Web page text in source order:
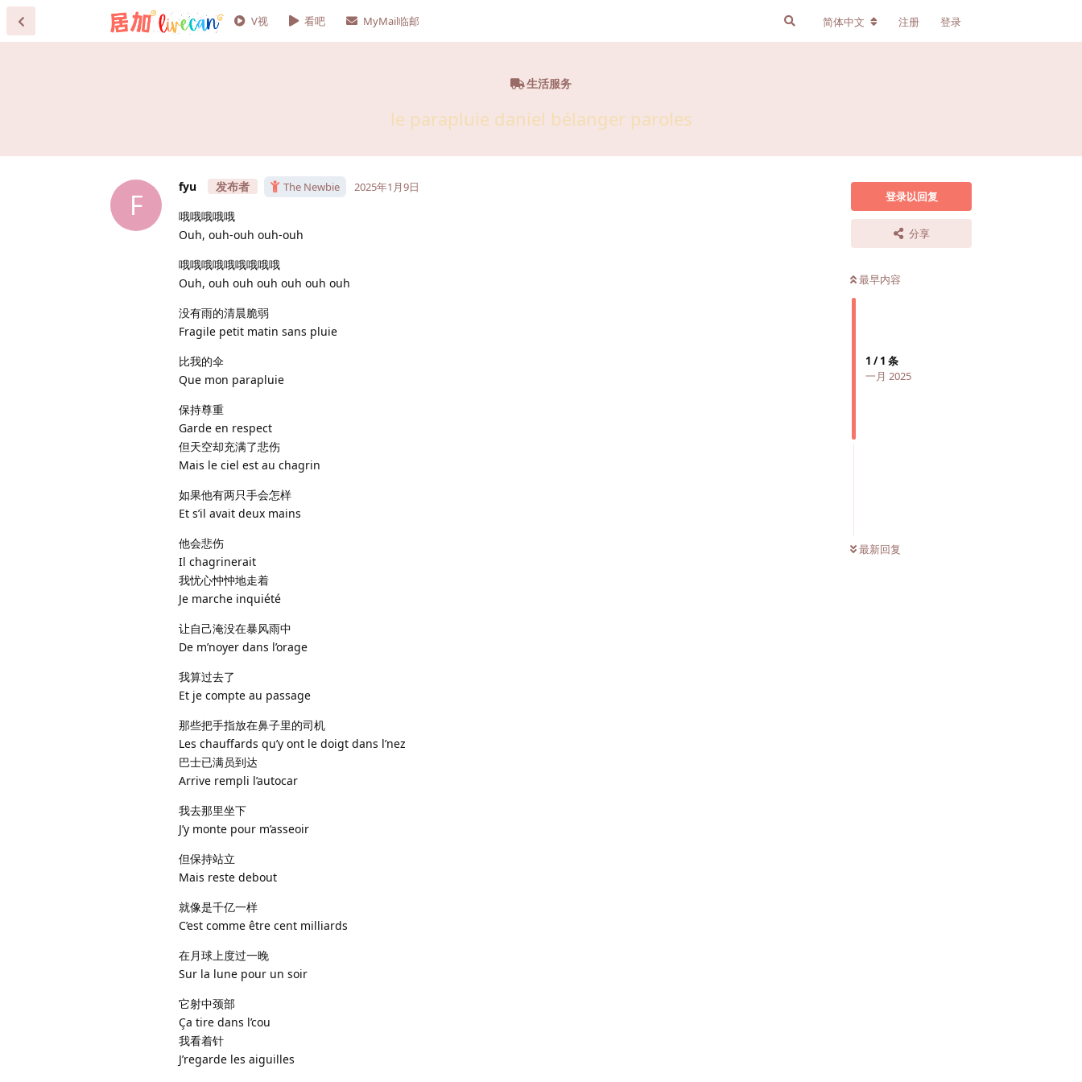
V视 看吧 MyMail临邮 简体中文 注册 登录
生活服务
le parapluie daniel bélanger paroles
登录以回复
分享
最早内容
1 /1 条
一月 2025
最新回复
F
fyu The Newbie 2025年1月9日
哦哦哦哦哦
Ouh, ouh-ouh ouh-ouh
哦哦哦哦哦哦哦哦哦
Ouh, ouh ouh ouh ouh ouh ouh
没有雨的清晨脆弱
Fragile petit matin sans pluie
比我的伞
Que mon parapluie
保持尊重
Garde en respect
但天空却充满了悲伤
Mais le ciel est au chagrin
如果他有两只手会怎样
Et s’il avait deux mains
他会悲伤
Il chagrinerait
我忧心忡忡地走着
Je marche inquiété
让自己淹没在暴风雨中
De m’noyer dans l’orage
我算过去了
Et je compte au passage
那些把手指放在鼻子里的司机
Les chauffards qu’y ont le doigt dans l’nez
巴士已满员到达
Arrive rempli l’autocar
我去那里坐下
J’y monte pour m’asseoir
但保持站立
Mais reste debout
就像是千亿一样
C’est comme être cent milliards
在月球上度过一晚
Sur la lune pour un soir
它射中颈部
Ça tire dans l’cou
我看着针
J’regarde les aiguilles